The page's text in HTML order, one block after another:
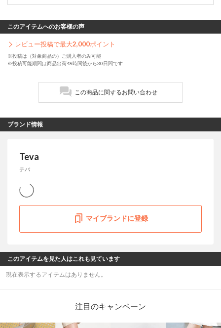
このアイテムへのお客様の声
レビュー投稿で最大2,000ポイント
※投稿は（対象商品の）ご購入者のみ可能
※投稿可能期間は商品出荷48時間後から30日間です
この商品に関するお問い合わせ
ブランド情報
Teva
テバ
マイブランドに登録
このアイテムを見た人はこれも見ています
現在表示するアイテムはありません。
注目のキャンペーン